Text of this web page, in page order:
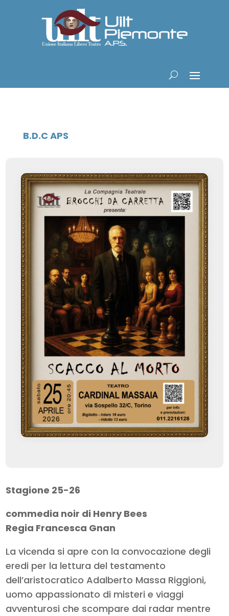
B.D.C APS
Stagione 25-26
commedia noir di Henry Bees
Regia Francesca Gnan
La vicenda si apre con la convocazione degli
eredi per la lettura del testamento
dell’aristocratico Adalberto Massa Riggioni,
uomo appassionato di misteri e viaggi
avventurosi che scompare dai radar mentre